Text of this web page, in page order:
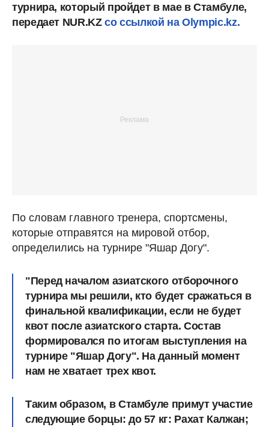
турнира, который пройдет в мае в Стамбуле,
передает NUR.KZсо ссылкой на Olympic.kz.
По словам главного тренера, спортсмены,
которые отправятся на мировой отбор,
определились на турнире "Яшар Догу".
"Перед началом азиатского отборочного
турнира мы решили, кто будет сражаться в
финальной квалификации, если не будет
квот после азиатского старта. Состав
формировался по итогам выступления на
турнире "Яшар Догу". На данный момент
нам не хватает трех квот.
Таким образом, в Стамбуле примут участие
следующие борцы: до 57 кг: Рахат Калжан;